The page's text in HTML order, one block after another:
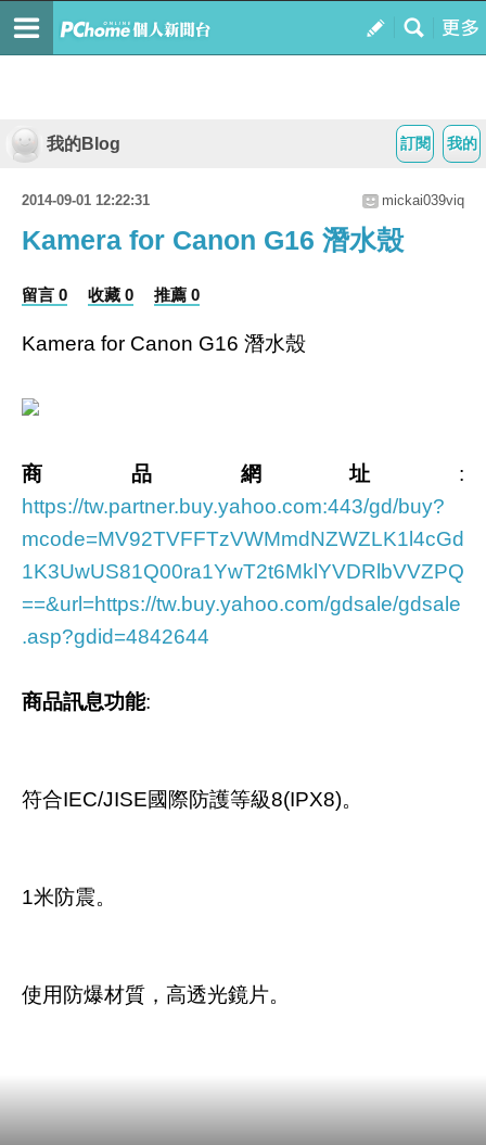
我的
訂閱
我的Blog
2014-09-01 12:22:31 mickai039viq
Kamera for Canon G16 潛水殼
留言 0 收藏 0 推薦 0
Kamera for Canon G16 潛水殼
商品網址 :
https://tw.partner.buy.yahoo.com:443/gd/buy?
mcode=MV92TVFFTzVWMmdNZWZLK1l4cGd
1K3UwUS81Q00ra1YwT2t6MklYVDRlbVVZPQ
==&url=https://tw.buy.yahoo.com/gdsale/gdsale
.asp?gdid=4842644
商品訊息功能:
符合IEC/JISE國際防護等級8(IPX8)。
1米防震。
使用防爆材質，高透光鏡片。